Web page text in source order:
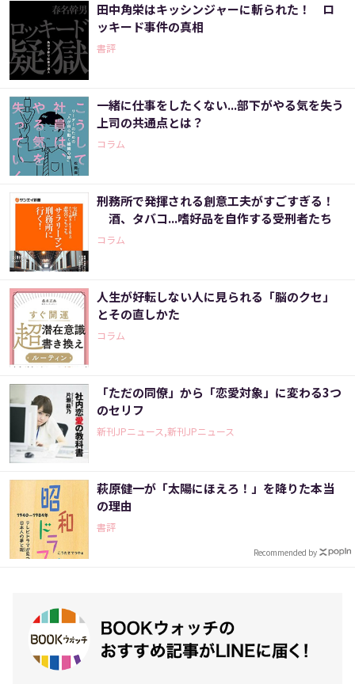
田中角栄はキッシンジャーに斬られた！ ロ
ッキード事件の真相
書評
一緒に仕事をしたくない...部下がやる気を失う
上司の共通点とは？
コラム
刑務所で発揮される創意工夫がすごすぎる！
酒、タバコ...嗜好品を自作する受刑者たち
コラム
人生が好転しない人に見られる「脳のクセ」
とその直しかた
コラム
「ただの同僚」から「恋愛対象」に変わる3つ
のセリフ
新刊JPニュース,新刊JPニュース
萩原健一が「太陽にほえろ！」を降りた本当
の理由
書評
Recommended by